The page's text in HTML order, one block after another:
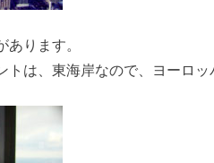
ります。
は、東海岸なので、ヨーロッ